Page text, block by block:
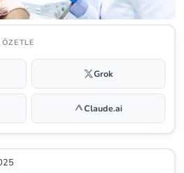
Grok
Claude.ai